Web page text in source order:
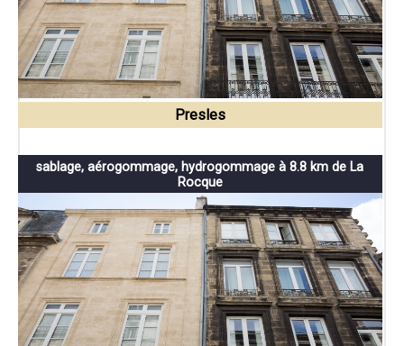
Presles
sablage, aérogommage, hydrogommage à 8.8 km de La
Rocque